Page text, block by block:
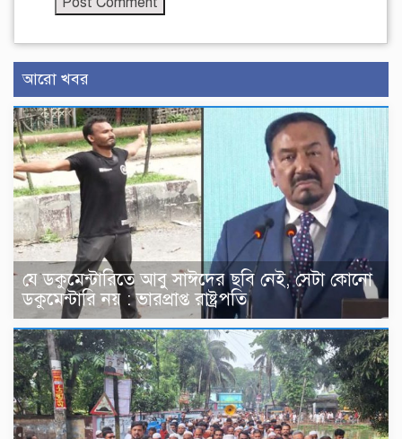
আরো খবর
যে ডকুমেন্টারিতে আবু সাঈদের ছবি নেই, সেটা কোনো
ডকুমেন্টারি নয় : ভারপ্রাপ্ত রাষ্ট্রপতি